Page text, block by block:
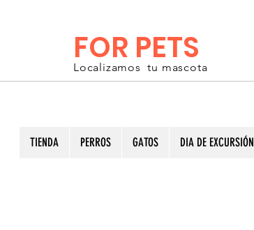
FOR PETS
Localizamos tu mascota
TIENDA PERROS GATOS DIA DE EXCURSIÓN